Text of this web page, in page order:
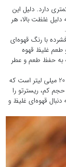
دارد. دلیل این
دلیل غلظت بالا، هر
با رنگ قهوه‌ای
طعم غلیظ قهوه
به حفظ طعم و عطر
حجم یک شات ریسترتو به طور معمول بین 15 تا 20 میلی لیتر است که
کم، ریسترتو را
قهوه‌ای غلیظ و